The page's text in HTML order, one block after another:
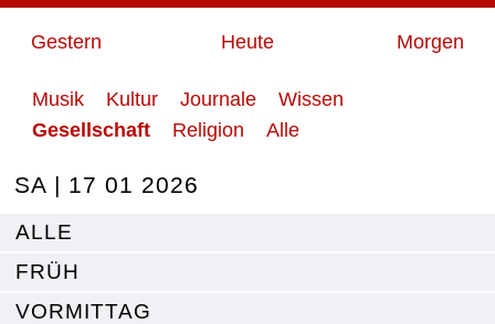
Gestern Heute Morgen
Musik Kultur Journale
Wissen
Gesellschaft
Religion Alle
SA | 17 01 2026
ALLE
FRÜH
VORMITTAG